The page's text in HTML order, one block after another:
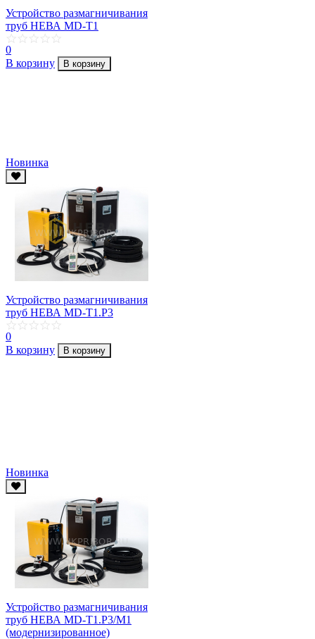
Устройство размагничивания
труб НЕВА MD-T1
0
В корзину
В корзину
Новинка
Устройство размагничивания
труб НЕВА MD-T1.P3
0
В корзину
В корзину
Новинка
Устройство размагничивания
труб НЕВА MD-T1.Р3/М1
(модернизированное)